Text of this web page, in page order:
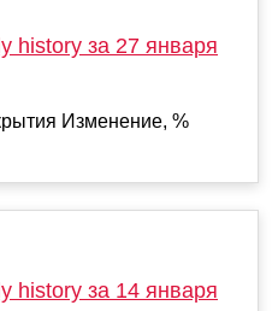
history за 27 января
Изменение, %
history за 14 января